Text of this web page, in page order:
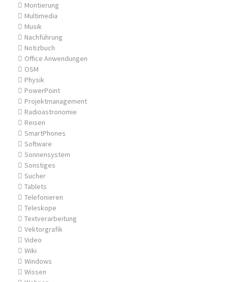
Montierung
Multimedia
Musik
Nachführung
Notizbuch
Office Anwendungen
OSM
Physik
PowerPoint
Projektmanagement
Radioastronomie
Reisen
SmartPhones
Software
Sonnensystem
Sonstiges
Sucher
Tablets
Telefonieren
Teleskope
Textverarbeitung
Vektorgrafik
Video
Wiki
Windows
Wissen